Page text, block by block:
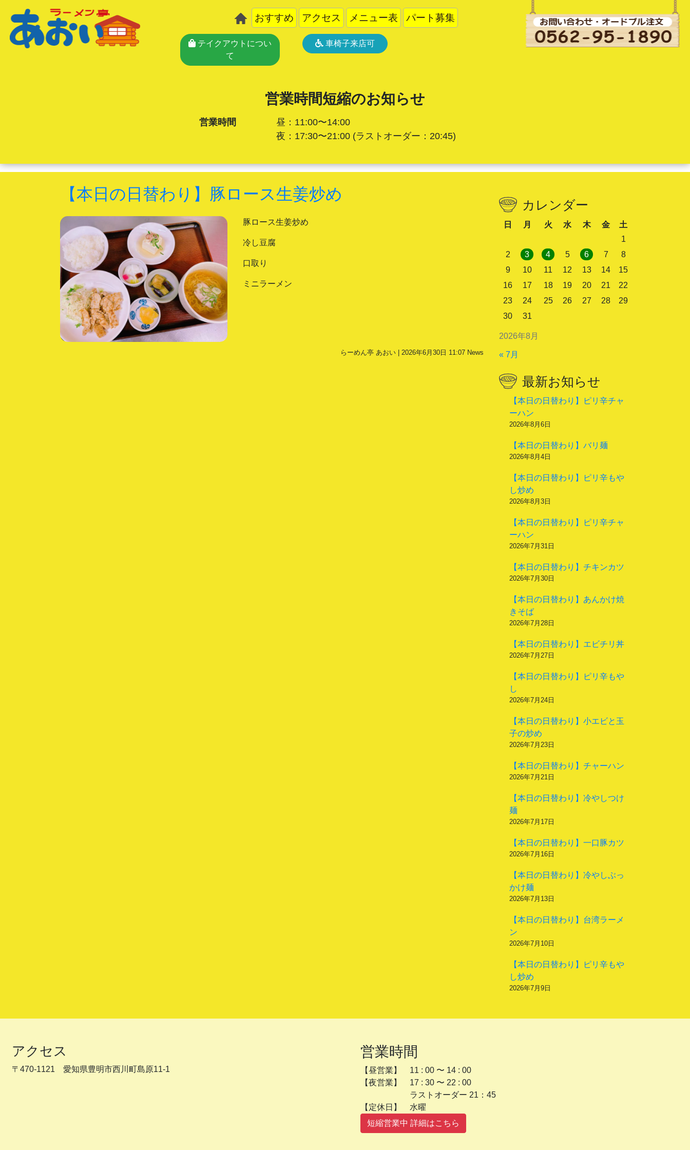
おすすめ アクセス メニュー表 パート募集
テイクアウトについ
て
車椅子来店可
営業時間短縮のお知らせ
営業時間
昼：11:00〜14:00
夜：17:30〜21:00(ラストオーダー：20:45)
【本日の日替わり】豚ロース生姜炒め
豚ロース生姜炒め
冷し豆腐
口取り
ミニラーメン
らーめん亭 あおい | 2026年6月30日 11:07 News
カレンダー
2026年8月
日 月 火 水 木 金
土
1
2
3 4 5 6 7
8
9
10 11 12 13 14
15
16
17 18 19 20 21
22
23
24 25 26 27 28
29
30
31
« 7月
最新お知らせ
【本日の日替わり】ピリ辛チャ
ーハン
2026年8月6日
【本日の日替わり】バリ麺
2026年8月4日
【本日の日替わり】ピリ辛もや
し炒め
2026年8月3日
【本日の日替わり】ピリ辛チャ
ーハン
2026年7月31日
【本日の日替わり】チキンカツ
2026年7月30日
【本日の日替わり】あんかけ焼
きそば
2026年7月28日
【本日の日替わり】エビチリ丼
2026年7月27日
【本日の日替わり】ピリ辛もや
し
2026年7月24日
【本日の日替わり】小エビと玉
子の炒め
2026年7月23日
【本日の日替わり】チャーハン
2026年7月21日
【本日の日替わり】冷やしつけ
麺
2026年7月17日
【本日の日替わり】一口豚カツ
2026年7月16日
【本日の日替わり】冷やしぶっ
かけ麺
2026年7月13日
【本日の日替わり】台湾ラーメ
ン
2026年7月10日
【本日の日替わり】ピリ辛もや
し炒め
2026年7月9日
アクセス
〒470-1121 愛知県豊明市西川町島原11-1
営業時間
【昼営業】 11 : 00 〜 14 : 00
【夜営業】 17 : 30 〜 22 : 00
ラストオーダー 21：45
【定休日】 水曜
短縮営業中 詳細はこちら